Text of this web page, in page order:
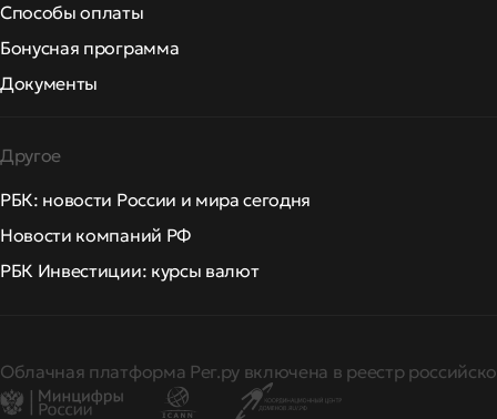
Способы оплаты
Бонусная программа
Документы
Другое
РБК: новости России и мира сегодня
Новости компаний РФ
РБК Инвестиции: курсы валют
Облачная платформа Рег.ру включена в реестр